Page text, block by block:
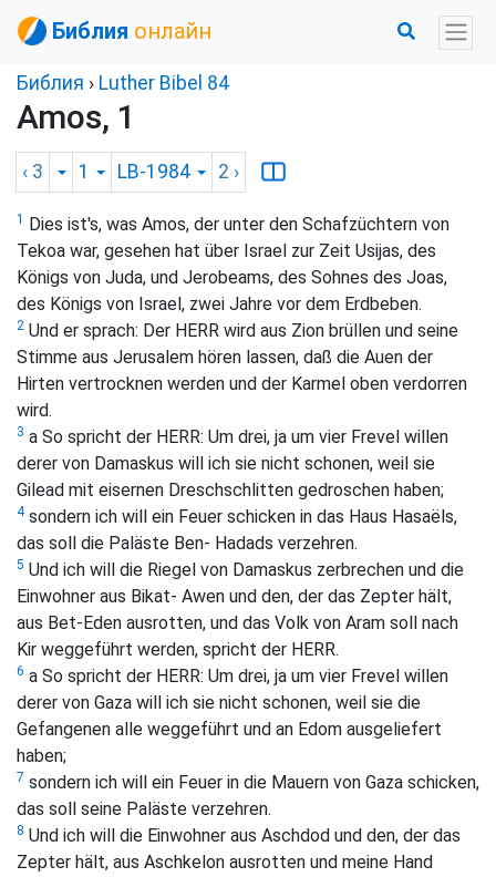
Библия онлайн
Библия › Luther Bibel 84
Amos, 1
‹ 3 1 LB-1984 2 ›
1
Dies ist's, was Amos, der unter den Schafzüchtern von
Tekoa war, gesehen hat über Israel zur Zeit Usijas, des
Königs von Juda, und Jerobeams, des Sohnes des Joas,
des Königs von Israel, zwei Jahre vor dem Erdbeben.
2 Und er sprach: Der HERR wird aus Zion brüllen und seine
Stimme aus Jerusalem hören lassen, daß die Auen der
Hirten vertrocknen werden und der Karmel oben verdorren
wird.
3 a So spricht der HERR: Um drei, ja um vier Frevel willen
derer von Damaskus will ich sie nicht schonen, weil sie
Gilead mit eisernen Dreschschlitten gedroschen haben;
4sondern ich will ein Feuer schicken in das Haus Hasaëls,
das soll die Paläste Ben- Hadads verzehren.
5 Und ich will die Riegel von Damaskus zerbrechen und die
Einwohner aus Bikat- Awen und den, der das Zepter hält,
aus Bet-Eden ausrotten, und das Volk von Aram soll nach
Kir weggeführt werden, spricht der HERR.
6 a So spricht der HERR: Um drei, ja um vier Frevel willen
derer von Gaza will ich sie nicht schonen, weil sie die
Gefangenen alle weggeführt und an Edom ausgeliefert
haben;
7 sondern ich will ein Feuer in die Mauern von Gaza schicken,
das soll seine Paläste verzehren.
8 Und ich will die Einwohner aus Aschdod und den, der das
Zepter hält, aus Aschkelon ausrotten und meine Hand